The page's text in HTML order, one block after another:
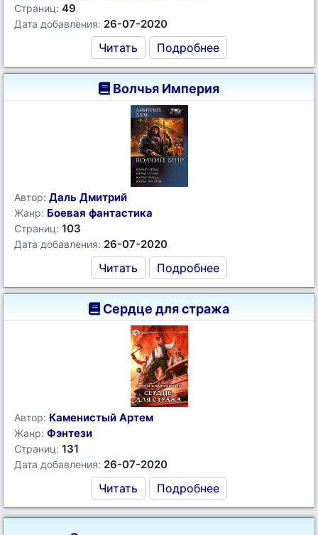
Страниц: 49
Дата добавления: 26-07-2020
Читать Подробнее
Волчья Империя
Автор: Даль Дмитрий
Жанр: Боевая фантастика
Страниц: 103
Дата добавления: 26-07-2020
Читать Подробнее
Сердце для стража
Автор: Каменистый Артем
Жанр: Фэнтези
Страниц: 131
Дата добавления: 26-07-2020
Читать Подробнее